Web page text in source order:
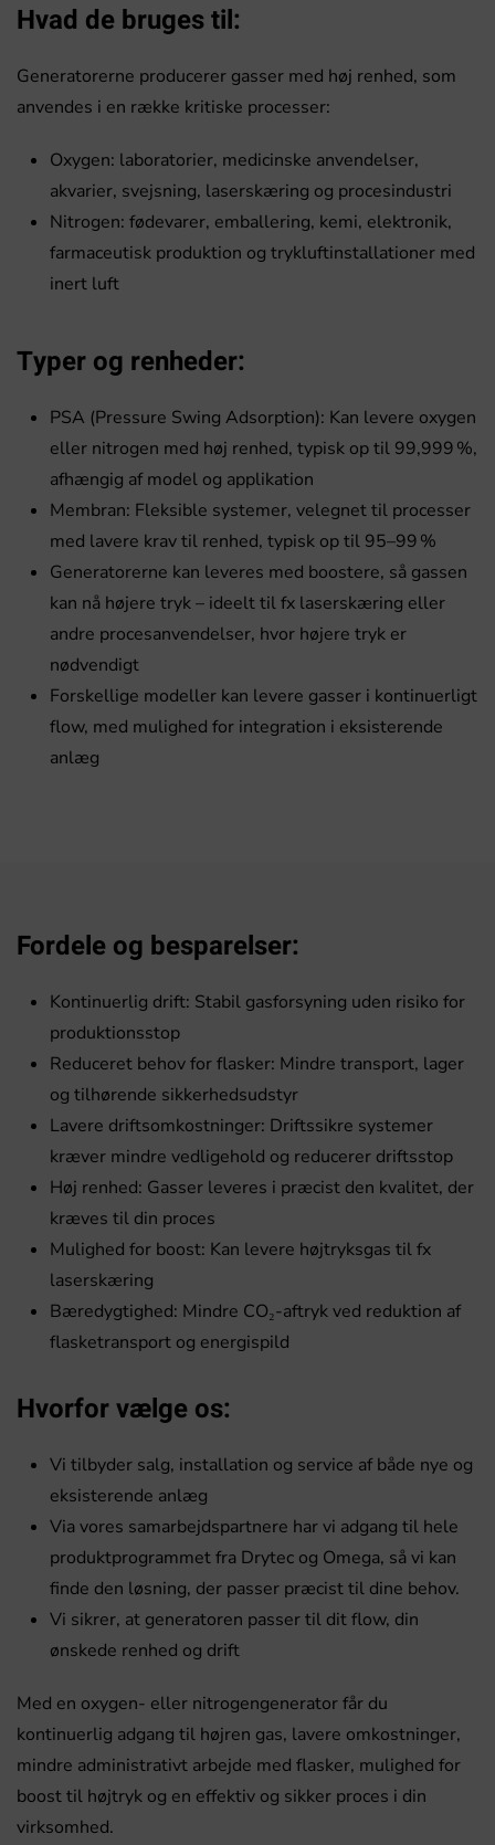
Hvad de bruges til:
Generatorerne producerer gasser med høj renhed, som
anvendes i en række kritiske processer:
Oxygen: laboratorier, medicinske anvendelser,
akvarier, svejsning, laserskæring og procesindustri
Nitrogen: fødevarer, emballering, kemi, elektronik,
farmaceutisk produktion og trykluftinstallationer med
inert luft
Typer og renheder:
PSA (Pressure Swing Adsorption): Kan levere oxygen
eller nitrogen med høj renhed, typisk op til 99,999 %,
afhængig af model og applikation
Membran: Fleksible systemer, velegnet til processer
med lavere krav til renhed, typisk op til 95–99 %
Generatorerne kan leveres med boostere, så gassen
kan nå højere tryk – ideelt til fx laserskæring eller
andre procesanvendelser, hvor højere tryk er
nødvendigt
Forskellige modeller kan levere gasser i kontinuerligt
flow, med mulighed for integration i eksisterende
anlæg
Fordele og besparelser:
Kontinuerlig drift: Stabil gasforsyning uden risiko for
produktionsstop
Reduceret behov for flasker: Mindre transport, lager
og tilhørende sikkerhedsudstyr
Lavere driftsomkostninger: Driftssikre systemer
kræver mindre vedligehold og reducerer driftsstop
Høj renhed: Gasser leveres i præcist den kvalitet, der
kræves til din proces
Mulighed for boost: Kan levere højtryksgas til fx
laserskæring
Bæredygtighed: Mindre CO₂-aftryk ved reduktion af
flasketransport og energispild
Hvorfor vælge os:
Vi tilbyder salg, installation og service af både nye og
eksisterende anlæg
Via vores samarbejdspartnere har vi adgang til hele
produktprogrammet fra Drytec og Omega, så vi kan
finde den løsning, der passer præcist til dine behov.
Vi sikrer, at generatoren passer til dit flow, din
ønskede renhed og drift
Med en oxygen- eller nitrogengenerator får du
kontinuerlig adgang til højren gas, lavere omkostninger,
mindre administrativt arbejde med flasker, mulighed for
boost til højtryk og en effektiv og sikker proces i din
virksomhed.